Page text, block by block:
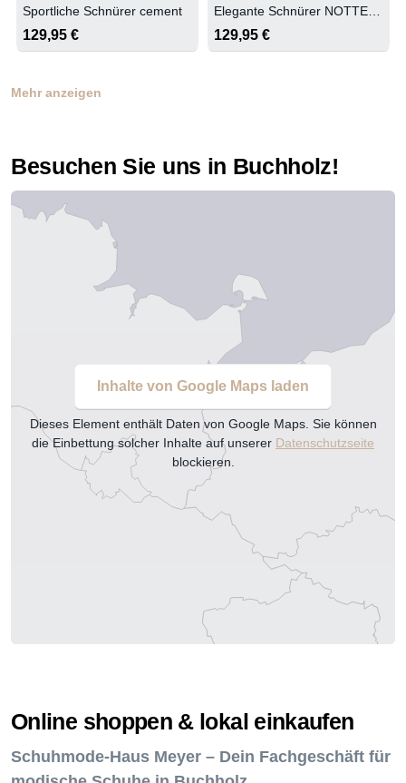
Sportliche Schnürer cement
129,95 €
Elegante Schnürer NOTTE
JEANS
129,95 €
Mehr anzeigen
Besuchen Sie uns in Buchholz!
Inhalte von Google Maps laden
Dieses Element enthält Daten von Google Maps. Sie können
die Einbettung solcher Inhalte auf unserer Datenschutzseite
blockieren.
Online shoppen & lokal einkaufen
Schuhmode-Haus Meyer – Dein Fachgeschäft für